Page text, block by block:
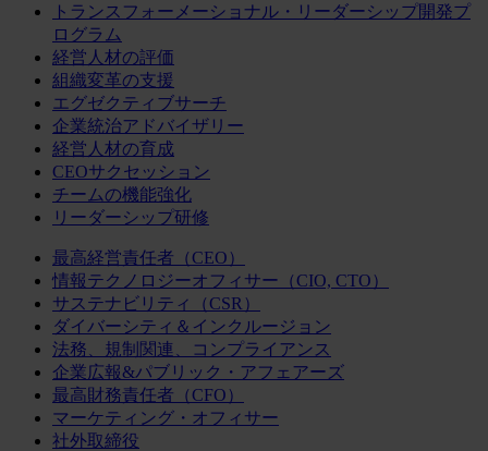
トランスフォーメーショナル・リーダーシップ開発プ
ログラム
経営人材の評価
組織変革の支援
エグゼクティブサーチ
企業統治アドバイザリー
経営人材の育成
CEOサクセッション
チームの機能強化
リーダーシップ研修
最高経営責任者（CEO）
情報テクノロジーオフィサー（CIO, CTO）
サステナビリティ（CSR）
ダイバーシティ＆インクルージョン
法務、規制関連、コンプライアンス
企業広報&パブリック・アフェアーズ
最高財務責任者（CFO）
マーケティング・オフィサー
社外取締役